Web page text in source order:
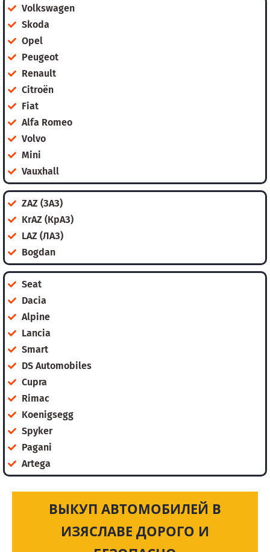
Volkswagen
Skoda
Opel
Peugeot
Renault
Citroën
Fiat
Alfa Romeo
Volvo
Mini
Vauxhall
ZAZ (ЗАЗ)
KrAZ (КрАЗ)
LAZ (ЛАЗ)
Bogdan
Seat
Dacia
Alpine
Lancia
Smart
DS Automobiles
Cupra
Rimac
Koenigsegg
Spyker
Pagani
Artega
ВЫКУП АВТОМОБИЛЕЙ В
ИЗЯСЛАВЕ ДОРОГО И